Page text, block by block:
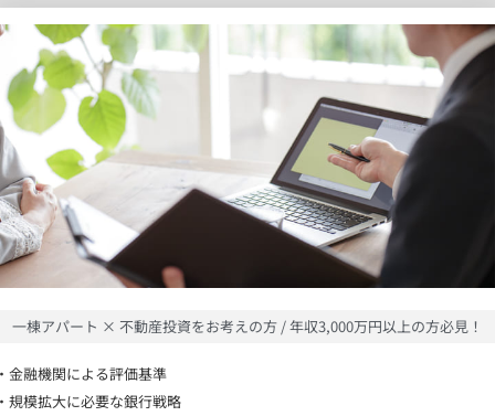
一棟アパート × 不動産投資をお考えの方 / 年収3,000万円以上の方必見！
金融機関による評価基準
規模拡大に必要な銀行戦略